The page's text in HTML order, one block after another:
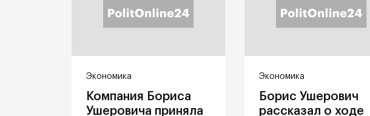
Экономика
Компания Бориса
Ушеровича приняла
Экономика
Борис Ушерович
рассказал о ходе